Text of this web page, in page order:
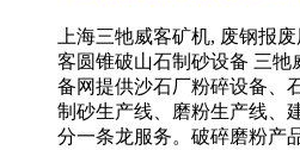
上海三牠威客矿机, 废钢报
客圆锥破山石制砂设备 三
备网提供沙石厂粉碎设备、
制砂生产线、磨粉生产线、
分一条龙服务。破碎磨粉产